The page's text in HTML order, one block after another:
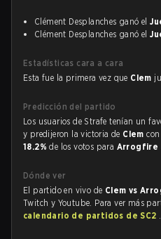
Clément Desplanches ganó el
Clément Desplanches ganó el
Estadísticas cara a cara
Esta fue la primera vez que Clem
Predicción del partido
Los usuarios de Strafe tenían un
y predijeron la victoria de Clemcon
18.2%de los votos para Arrogfire
Dónde ver
El partido en vivo de Clem vs
Twitch y Youtube. Para ver más
calendario de partidos de SC2 .